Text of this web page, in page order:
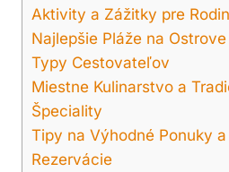
Aktivity a Zážitky pre
Najlepšie Pláže na
Typy Cestovateľov
Miestne Kulinarstvo a
Špeciality
Tipy na Výhodné Ponuky
Rezervácie